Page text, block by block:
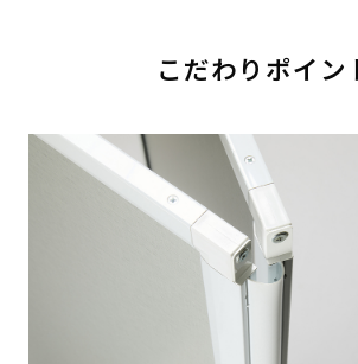
こだわりポイン